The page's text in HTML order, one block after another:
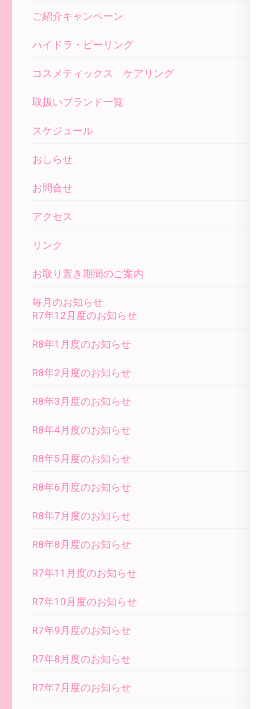
ご紹介キャンペーン
ハイドラ・ピーリング
コスメティックス ケアリング
取扱いブランド一覧
スケジュール
おしらせ
お問合せ
アクセス
リンク
お取り置き期間のご案内
毎月のお知らせ
R7年12月度のお知らせ
R8年1月度のお知らせ
R8年2月度のお知らせ
R8年3月度のお知らせ
R8年4月度のお知らせ
R8年5月度のお知らせ
R8年6月度のお知らせ
R8年7月度のお知らせ
R8年8月度のお知らせ
R7年11月度のお知らせ
R7年10月度のお知らせ
R7年9月度のお知らせ
R7年8月度のお知らせ
R7年7月度のお知らせ